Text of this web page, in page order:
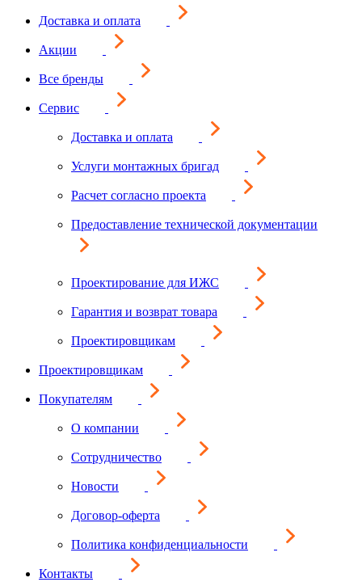
Доставка и оплата
Акции
Все бренды
Сервис
Доставка и оплата
Услуги монтажных бригад
Расчет согласно проекта
Предоставление технической документации
Проектирование для ИЖС
Гарантия и возврат товара
Проектировщикам
Проектировщикам
Покупателям
О компании
Сотрудничество
Новости
Договор-оферта
Политика конфиденциальности
Контакты